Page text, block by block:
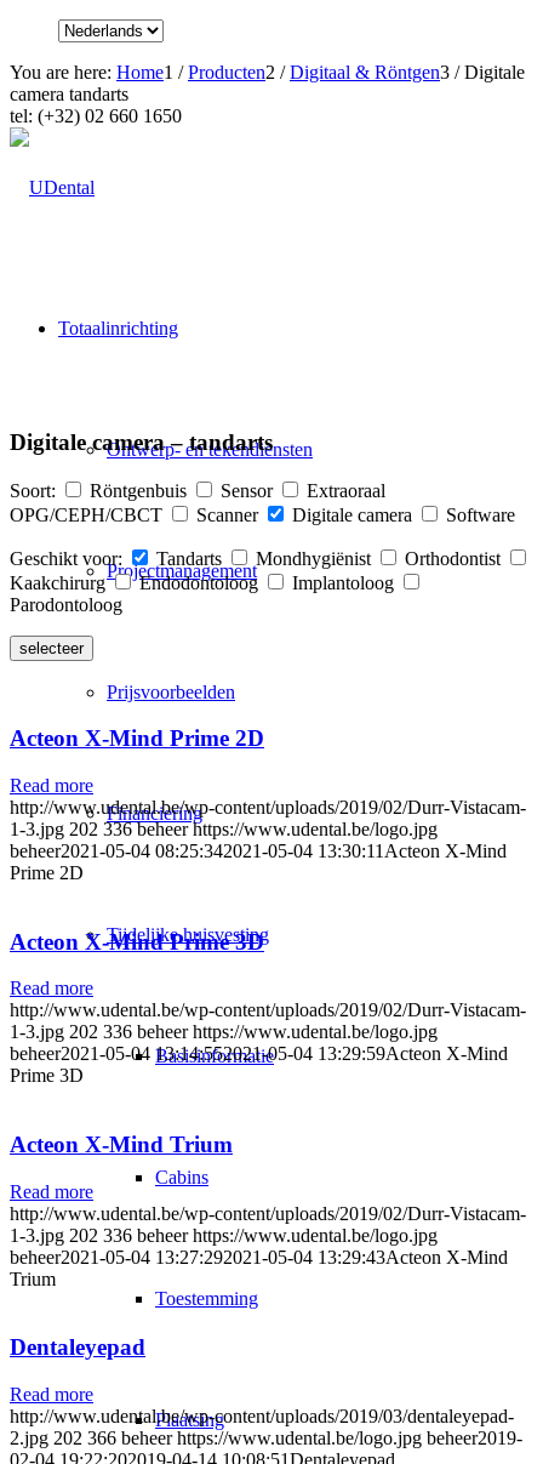
You are here: Home1 / Producten2 / Digitaal & Röntgen3 / Digitale
camera tandarts
tel: (+32) 02 660 1650
Totaalinrichting
Ontwerp- en tekendiensten
Projectmanagement
Prijsvoorbeelden
Financiering
Tijdelijke huisvesting
Basisinformatie
Cabins
Toestemming
Plaatsing
Digitale camera – tandarts
Soort: Röntgenbuis Sensor
Extraoraal
OPG/CEPH/CBCT
Scanner Digitale camera Software
Geschikt voor: Tandarts Mondhygiënist
Orthodontist
Kaakchirurg
Endodontoloog
Implantoloog
Parodontoloog
Acteon X-Mind Prime 2D
Read more
http://www.udental.be/wp-content/uploads/2019/02/Durr-Vistacam-
1-3.jpg 202 336 beheer https://www.udental.be/logo.jpg
beheer2021-05-04 08:25:342021-05-04 13:30:11 Acteon X-Mind
Prime 2D
Acteon X-Mind Prime 3D
Read more
http://www.udental.be/wp-content/uploads/2019/02/Durr-Vistacam-
1-3.jpg 202 336 beheer https://www.udental.be/logo.jpg
beheer2021-05-04 13:14:552021-05-04 13:29:59Acteon X-Mind
Prime 3D
Acteon X-Mind Trium
Read more
http://www.udental.be/wp-content/uploads/2019/02/Durr-Vistacam-
1-3.jpg 202 336 beheer https://www.udental.be/logo.jpg
beheer2021-05-04 13:27:292021-05-04 13:29:43Acteon X-Mind
Trium
Dentaleyepad
Read more
http://www.udental.be/wp-content/uploads/2019/03/dentaleyepad-
2.jpg 202 366 beheer https://www.udental.be/logo.jpg beheer2019-